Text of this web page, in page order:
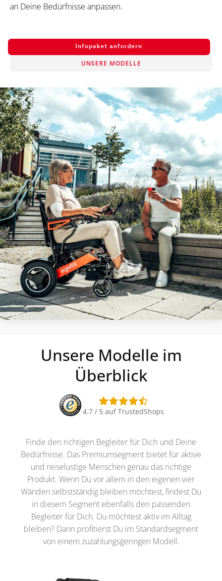
an Deine Bedürfnisse anpassen.
Infopaket anfordern
UNSERE MODELLE
Unsere Modelle im
Überblick
4.7 / 5 auf TrustedShops
Finde den richtigen Begleiter für Dich und Deine
Bedürfnisse. Das Premiumsegment bietet für aktive
und reiselustige Menschen genau das richtige
Produkt. Wenn Du vor allem in den eigenen vier
Wänden selbstständig bleiben möchtest, findest Du
in diesem Segment ebenfalls den passenden
Begleiter für Dich. Du möchtest aktiv im Alltag
bleiben? Dann profitierst Du im Standardsegment
von einem zuzahlungsgeringen Modell.